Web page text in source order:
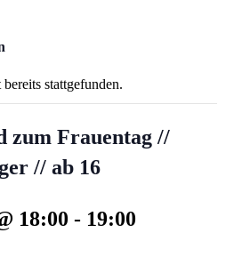
stattgefunden.
zum Frauentag //
// ab 16
18:00 - 19:00